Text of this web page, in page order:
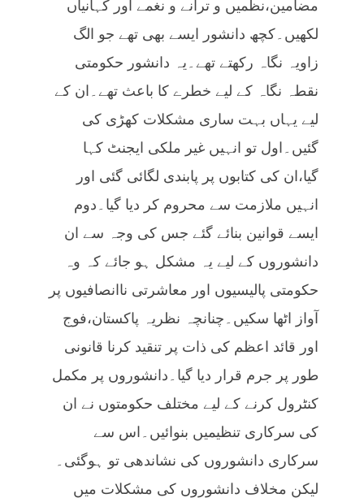
مضامین،نظمیں و ترانے و نغمے اور کہانیاں
لکھیں۔کچھ دانشور ایسے بھی تھے جو الگ
زاویہ نگاہ رکھتے تھے۔یہ دانشور حکومتی
نقطہ نگاہ کے لیے خطرے کا باعث تھے۔ان کے
لیے یہاں بہت ساری مشکلات کھڑی کی
گئیں۔اول تو انہیں غیر ملکی ایجنٹ کہا
گیا،ان کی کتابوں پر پابندی لگائی گئی اور
انہیں ملازمت سے محروم کر دیا گیا۔دوم
ایسے قوانین بنائے گئے جس کی وجہ سے ان
دانشوروں کے لیے یہ مشکل ہو جائے کہ وہ
حکومتی پالیسیوں اور معاشرتی ناانصافیوں پر
آواز اٹھا سکیں۔چنانچہ نظریہ پاکستان،فوج
اور قائد اعظم کی ذات پر تنقید کرنا قانونی
طور پر جرم قرار دیا گیا۔دانشوروں پر مکمل
کنٹرول کرنے کے لیے مختلف حکومتوں نے ان
کی سرکاری تنظیمیں بنوائیں۔اس سے
سرکاری دانشوروں کی نشاندھی تو ہوگئی۔
لیکن مخلاف دانشوروں کی مشکلات میں